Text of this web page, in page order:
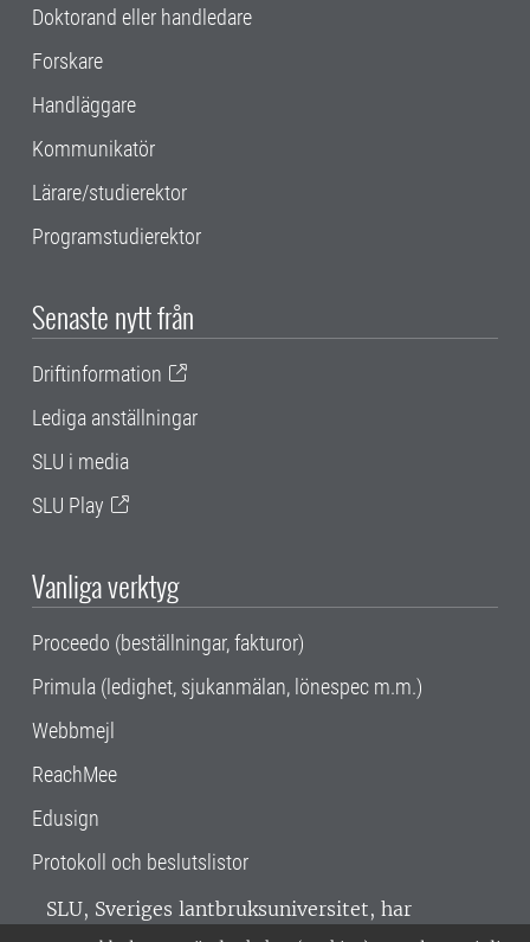
Doktorand eller handledare
Forskare
Handläggare
Kommunikatör
Lärare/studierektor
Programstudierektor
Senaste nytt från
Driftinformation
Lediga anställningar
SLU i media
SLU Play
Vanliga verktyg
Proceedo (beställningar, fakturor)
Primula (ledighet, sjukanmälan, lönespec m.m.)
Webbmejl
ReachMee
Edusign
Protokoll och beslutslistor
SLU, Sveriges lantbruksuniversitet, har
verksamhet över hela Sverige. Huvudorter är